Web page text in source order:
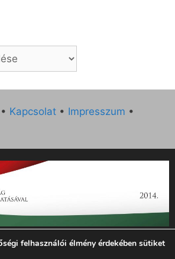
• Kapcsolat • Impresszum •
hetilap 2014. évi működésének
KCP-14-P-0121 sz. támogatási
felhasználói élmény érdekében sütiket